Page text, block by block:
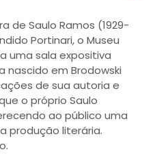
de Saulo Ramos (1929-
Portinari, o Museu
uma sala expositiva
em Brodowski
de sua autoria e
o próprio Saulo
ao público uma
produção literária.